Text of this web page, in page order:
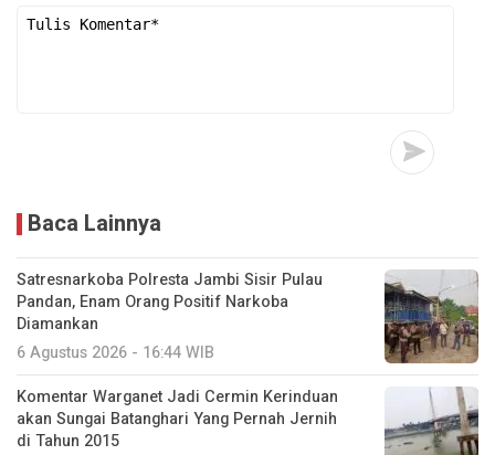
Baca Lainnya
Satresnarkoba Polresta Jambi Sisir Pulau
Pandan, Enam Orang Positif Narkoba
Diamankan
6 Agustus 2026 - 16:44 WIB
Komentar Warganet Jadi Cermin Kerinduan
akan Sungai Batanghari Yang Pernah Jernih
di Tahun 2015